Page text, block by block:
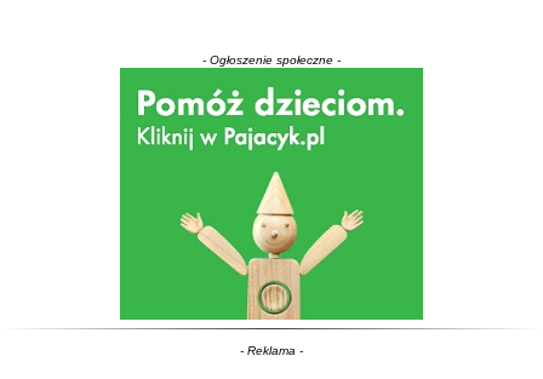
- Ogłoszenie społeczne -
- Reklama -